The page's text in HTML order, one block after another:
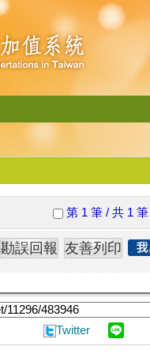
第 1 筆 / 共 1 筆
Twitter